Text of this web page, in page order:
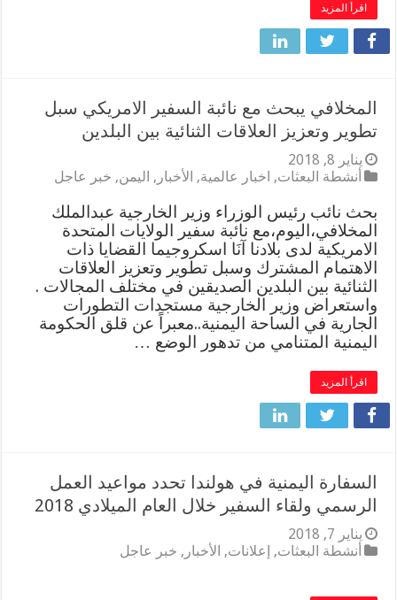
اقرأ المزيد
المخلافي يبحث مع نائبة السفير الامريكي سبل
تطوير وتعزيز العلاقات الثنائية بين البلدين
يناير 8, 2018
أنشطة البعثات, اخبار عالمية, الأخبار , اليمن, خبر عاجل
بحث نائب رئيس الوزراء وزير الخارجية عبدالملك
المخلافي،اليوم،مع نائبة سفير الولايات المتحدة
الامريكية لدى بلادنا آنَا اسكروجيما القضايا ذات
الاهتمام المشترك وسبل تطوير وتعزيز العلاقات
الثنائية بين البلدين الصديقين في مختلف المجالات .
واستعراض وزير الخارجية مستجدات التطورات
الجارية في الساحة اليمنية..معبراً عن قلق الحكومة
اليمنية المتنامي من تدهور الوضع …
اقرأ المزيد
السفارة اليمنية في هولندا تحدد مواعيد العمل
الرسمي ولقاء السفير خلال العام الميلادي 2018
يناير 7, 2018
أنشطة البعثات, إعلانات, الأخبار , خبر عاجل